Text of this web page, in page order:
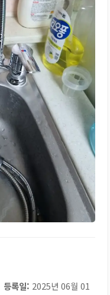
등록일: 2025년 06월 01